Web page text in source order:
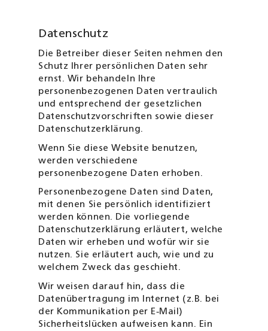
Datenschutz
Die Betreiber dieser Seiten nehmen den
Schutz Ihrer persönlichen Daten sehr
ernst. Wir behandeln Ihre
personenbezogenen Daten vertraulich
und ent­sprechend der gesetzlichen
Daten­schutz­vorschriften sowie dieser
Datenschutzerklärung.
Wenn Sie diese Website benutzen,
werden verschiedene
personenbezogene Daten erhoben.
Personenbezogene Daten sind Daten,
mit denen Sie persönlich identifiziert
werden können. Die vorliegende
Datenschutzerklärung erläutert, welche
Daten wir erheben und wofür wir sie
nutzen. Sie erläutert auch, wie und zu
welchem Zweck das geschieht.
Wir weisen darauf hin, dass die
Datenübertragung im Internet (z.B. bei
der Kommunikation per E‑Mail)
Sicherheitslücken aufweisen kann. Ein